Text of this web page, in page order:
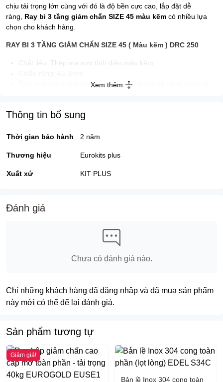
chịu tải trọng lớn cùng với đó là độ bền cực cao, lắp đặt dễ
ràng, Ray bi 3 tầng giảm chấn SIZE 45 màu kẽm có nhiều lựa
chọn cho khách hàng.
RAY BI 3 TẦNG GIẢM CHẤN SIZE 45 ( Màu kẽm ) DRC 250
Chất liệu: Thép mạ sơn tĩnh điện màu kẽm
Tích hợp giảm chấn được cải tiến, vượt trội về công năng và
Chất lượng thép- Độ cứng: 70-75 HRC
THÔNG SỐ :
MÃ HÀNG TẢI TRỌNG
45KG
DRC 400 45KG 258.000
DRC 500
Lý do bạn nên mua sản phẩm KITPLUS tại Saigon Home
Mức giá cạnh tranh nhất trên thị trường nhà bếp.
Xem thêm
Thông tin bổ sung
Thời gian bảo hành 2 năm
Thương hiệu Eurokits plus
Xuất xứ KIT PLUS
Đánh giá
Chưa có đánh giá nào.
Chỉ những khách hàng đã đăng nhập và đã mua sản phẩm
này mới có thể để lại đánh giá.
Sản phẩm tương tự
Giảm giá!
Bản lề Inox 304 cong toàn